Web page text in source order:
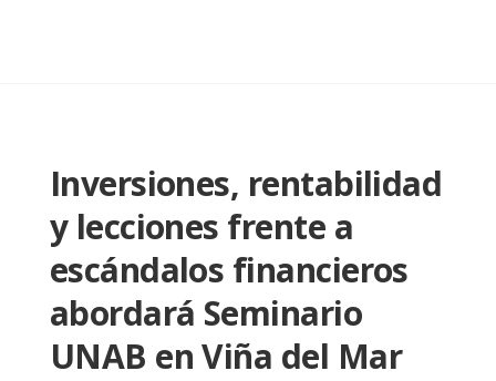
Inversiones, rentabilidad
y lecciones frente a
escándalos financieros
abordará Seminario
UNAB en Viña del Mar